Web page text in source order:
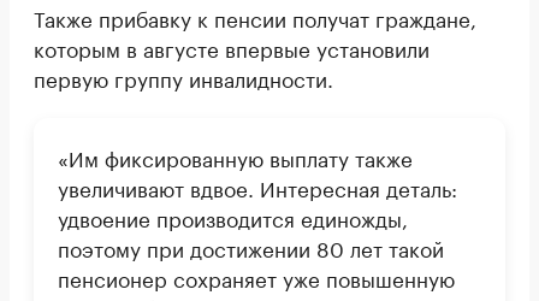
Также прибавку к пенсии получат граждане,
которым в августе впервые установили
первую группу инвалидности.
«Им фиксированную выплату также
увеличивают вдвое. Интересная деталь:
удвоение производится единожды,
поэтому при достижении 80 лет такой
пенсионер сохраняет уже повышенную